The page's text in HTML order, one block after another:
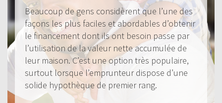
Beaucoup de gens considèrent que l’une des
façons les plus faciles et abordables d’obtenir
le financement dont ils ont besoin passe par
l’utilisation de la valeur nette accumulée de
leur maison. C’est une option très populaire,
surtout lorsque l’emprunteur dispose d’une
solide hypothèque de premier rang.